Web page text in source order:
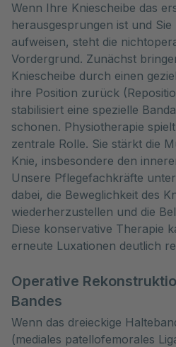
Wenn Ihre Kniescheibe das
herausgesprungen ist und
aufweisen, steht die
Vordergrund. Zunächst
Kniescheibe durch einen
ihre Position zurück
stabilisiert eine spezielle
schonen. Physiotherapie
zentrale Rolle. Sie stärkt die
Knie, insbesondere den
Unsere Pflegefachkräfte
dabei, die Beweglichkeit des
wiederherzustellen und die
Diese konservative Therapie
erneute Luxationen deutlich
Operative
Bandes
Wenn das dreieckige
(mediales patellofemorales